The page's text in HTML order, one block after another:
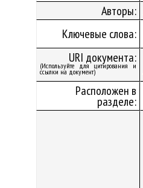
Авторы:
Ключевые слова:
URI документа:
(Используйте для цитирования и
ссылки на документ)
Расположен в
разделе: